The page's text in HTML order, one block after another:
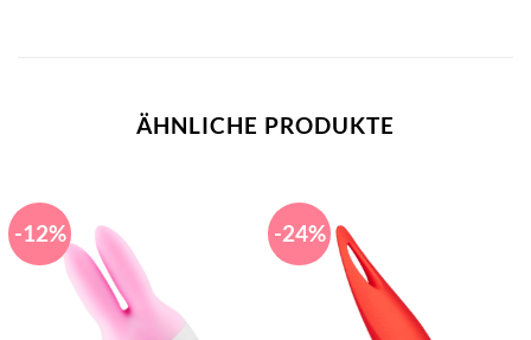
ÄHNLICHE PRODUKTE
-12% -24%